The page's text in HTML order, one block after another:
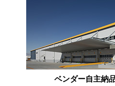
ベンダー自主納